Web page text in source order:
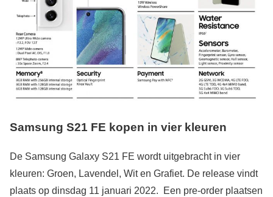
Samsung S21 FE kopen in vier kleuren
De Samsung Galaxy S21 FE wordt uitgebracht in vier
kleuren: Groen, Lavendel, Wit en Grafiet. De release vindt
plaats op dinsdag 11 januari 2022. Een pre-order plaatsen